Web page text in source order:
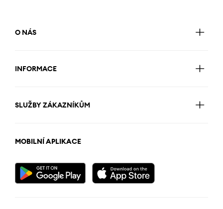
O NÁS
INFORMACE
SLUŽBY ZÁKAZNÍKŮM
MOBILNÍ APLIKACE